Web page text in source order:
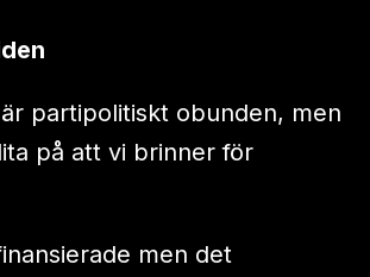
partipolitiskt obunden, men
på att vi brinner för
men det